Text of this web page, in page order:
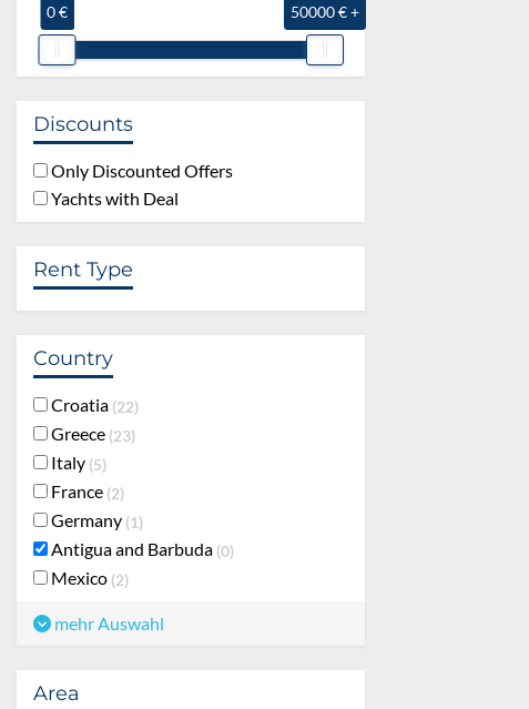
0 € 50000 € +
Discounts
Only Discounted Offers
Yachts with Deal
Rent Type
Country
Croatia 22
Greece 23
Italy 5
France 2
Germany 1
Antigua and Barbuda 0
Mexico 2
mehr Auswahl
Area